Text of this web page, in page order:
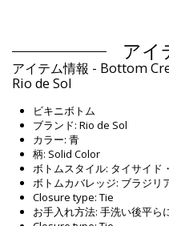
アイ
アイテム情報 - Bottom
Rio de Sol
ビキニボトム
ブランド: Rio de Sol
カラー: 青
柄: Solid Color
ボトムスタイル: タイサイド
ボトムカバレッジ: ブラジリ
Closure type: Tie
お手入れ方法: 手洗い後平ら
Closure type: Tie